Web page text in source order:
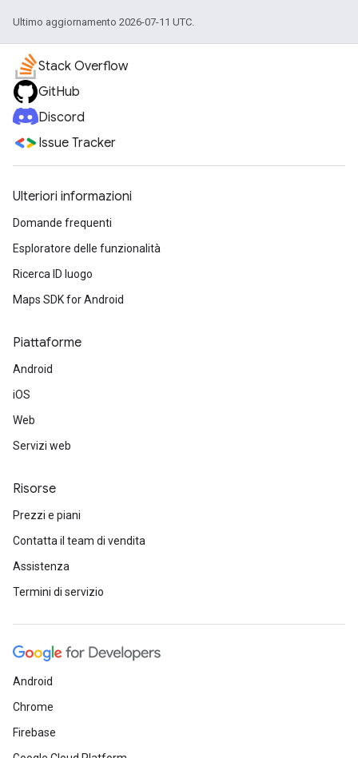
Ultimo aggiornamento 2026-07-11 UTC.
Stack Overflow
GitHub
Discord
Issue Tracker
Ulteriori informazioni
Domande frequenti
Esploratore delle funzionalità
Ricerca ID luogo
Maps SDK for Android
Piattaforme
Android
iOS
Web
Servizi web
Risorse
Prezzi e piani
Contatta il team di vendita
Assistenza
Termini di servizio
Android
Chrome
Firebase